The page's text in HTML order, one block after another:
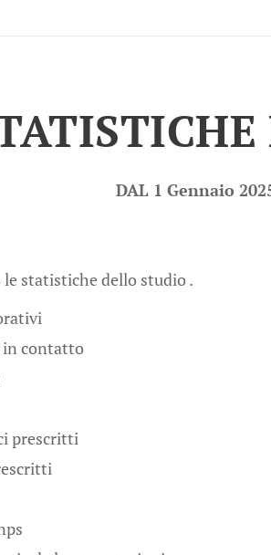
DAL 1 Gennaio
statistiche dello studio .
in contatto Media
Media di
Media di 34
prescritti Media
prescritti Media
inps Media di